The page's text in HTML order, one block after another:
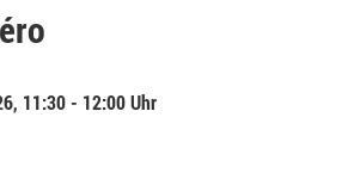
11:30 - 12:00 Uhr